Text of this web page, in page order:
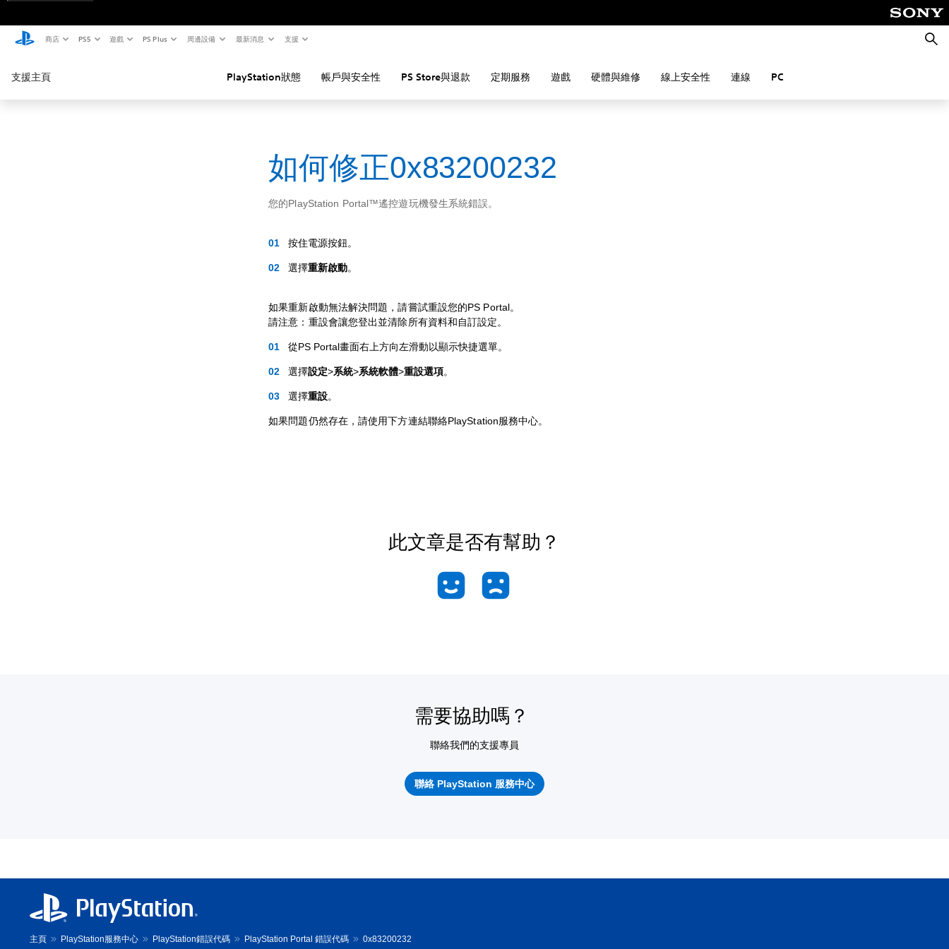
商店 PS5 遊戲 PS Plus 周邊設備 最新消息 支援
搜
尋
支援主頁 PlayStation狀態 帳戶與安全性 PS Store與退款 定期服務 遊戲 硬體與維修 線上安全性 連線 PC
如何修正0x83200232
您的PlayStation Portal™遙控遊玩機發生系統錯誤。
按住電源按鈕。
選擇重新啟動。
如果重新啟動無法解決問題，請嘗試重設您的PS Portal。
請注意：重設會讓您登出並清除所有資料和自訂設定。
從PS Portal畫面右上方向左滑動以顯示快捷選單。
選擇設定>系統>系統軟體>重設選項。
選擇重設。
如果問題仍然存在，請使用下方連結聯絡PlayStation服務中心。
此文章是否有幫助？
需要協助嗎？
聯絡我們的支援專員
聯絡 PlayStation 服務中心
主頁 PlayStation服務中心 PlayStation錯誤代碼 PlayStation Portal 錯誤代碼 0x83200232